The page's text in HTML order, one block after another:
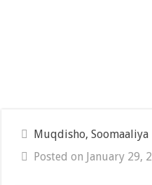
Muqdisho, Soomaaliya
Posted on January 29,